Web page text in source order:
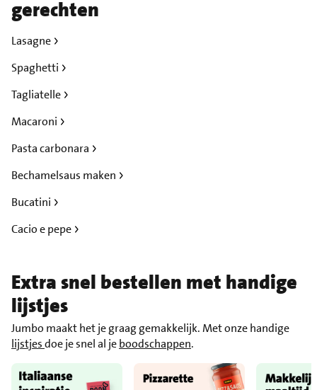
gerechten
Lasagne
Spaghetti
Tagliatelle
Macaroni
Pasta carbonara
Bechamelsaus maken
Bucatini
Cacio e pepe
Extra snel bestellen met handige
lijstjes
Jumbo maakt het je graag gemakkelijk. Met onze handige
lijstjesdoe je snel al jeboodschappen.